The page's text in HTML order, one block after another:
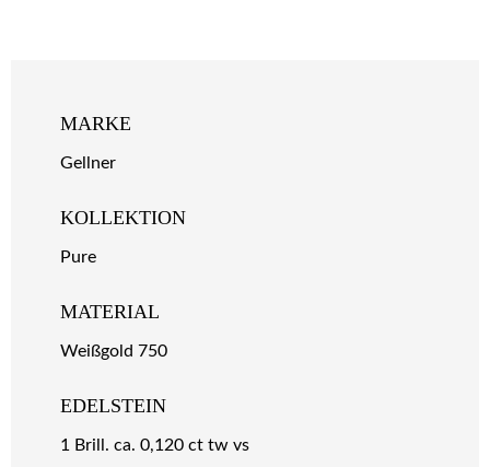
MARKE
Gellner
KOLLEKTION
Pure
MATERIAL
Weißgold 750
EDELSTEIN
1 Brill. ca. 0,120 ct tw vs